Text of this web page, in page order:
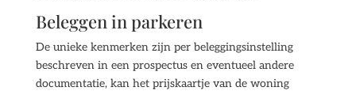
Beleggen in parkeren
De unieke kenmerken zijn per beleggingsinstelling
beschreven in een prospectus en eventueel andere
documentatie, kan het prijskaartje van de woning